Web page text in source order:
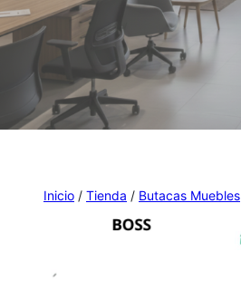
Inicio / Tienda / Butacas Muebles